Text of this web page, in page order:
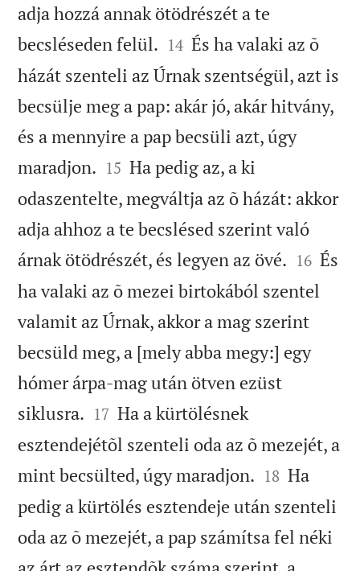
adja hozzá annak ötödrészét a te
becsléseden felül. 

14 És ha valaki az õ
házát szenteli az Úrnak szentségül, azt is
becsülje meg a pap: akár jó, akár hitvány,
és a mennyire a pap becsüli azt, úgy
maradjon. 

15 Ha pedig az, a ki
odaszentelte, megváltja az õ házát: akkor
adja ahhoz a te becslésed szerint való
árnak ötödrészét, és legyen az övé. 

16 És
ha valaki az õ mezei birtokából szentel
valamit az Úrnak, akkor a mag szerint
becsüld meg, a [mely abba megy:] egy
hómer árpa-mag után ötven ezüst
siklusra. 

17 Ha a kürtölésnek
esztendejétõl szenteli oda az õ mezejét, a
mint becsülted, úgy maradjon. 

18 Ha
pedig a kürtölés esztendeje után szenteli
oda az õ mezejét, a pap számítsa fel néki